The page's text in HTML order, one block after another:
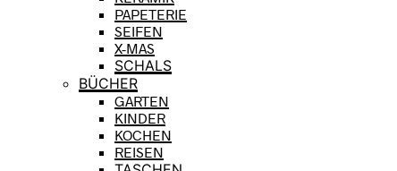
PAPETERIE
SEIFEN
X-MAS
SCHALS
BÜCHER
GARTEN
KINDER
KOCHEN
REISEN